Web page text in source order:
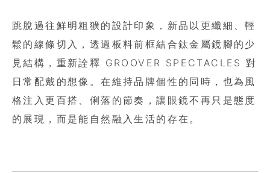
跳脫過往鮮明粗獷的設計印象，新品以更纖細、輕
鬆的線條切入，透過板料前框結合鈦金屬鏡腳的少
見結構，重新詮釋 GROOVER SPECTACLES 對
日常配戴的想像。在維持品牌個性的同時，也為風
格注入更百搭、俐落的節奏，讓眼鏡不再只是態度
的展現，而是能自然融入生活的存在。